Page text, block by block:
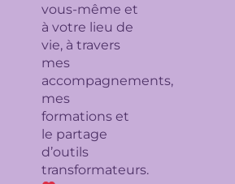
vous-même et
à votre lieu de
vie, à travers
mes
accompagnements,
mes
formations et
le partage
d’outils
transformateurs.